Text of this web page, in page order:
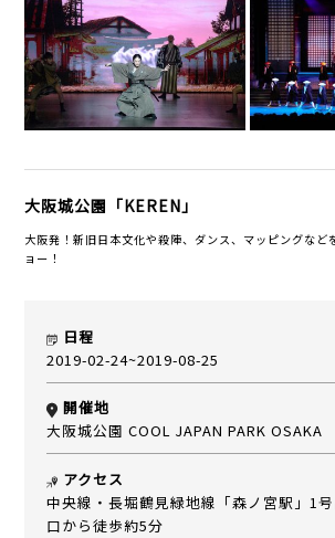
大阪城公園「KEREN」
大阪発！新旧日本文化や殺陣、ダンス、マッピングなど
ョー！
日程
2019-02-24~2019-08-25
開催地
大阪城公園 COOL JAPAN PARK OSAKA
アクセス
中央線・長堀鶴見緑地線「森ノ宮駅」1
口から徒歩約5分